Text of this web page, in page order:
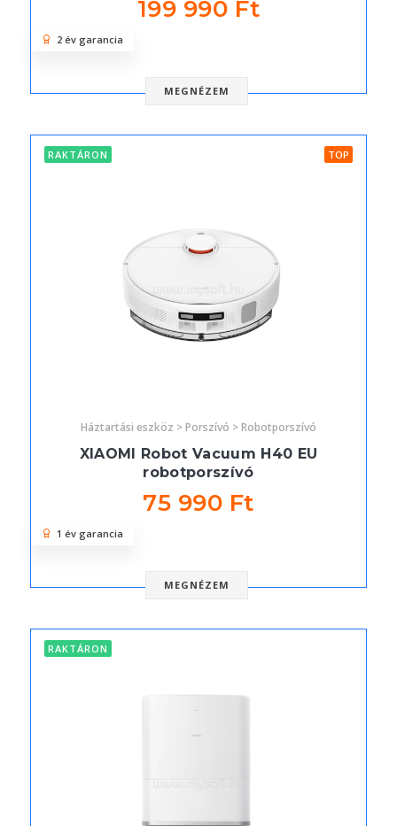
199 990 Ft
MEGNÉZEM
2 év garancia
RAKTÁRON TOP
Háztartási eszköz > Porszívó > Robotporszívó
XIAOMI Robot Vacuum H40 EU
robotporszívó
75 990 Ft
MEGNÉZEM
1 év garancia
RAKTÁRON